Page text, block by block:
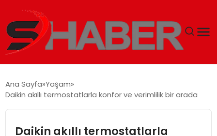
TEKNOLOJI
Ana Sayfa Yaşam
Daikin akıllı termostatlarla konfor ve verimlilik bir arada
Daikin akıllı termostatlarla